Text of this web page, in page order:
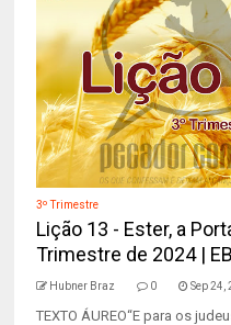
3º Trimestre
Lição 13 - Ester, a
Trimestre de 2024 |
Hubner Braz 0 Sep 24,
TEXTO ÁUREO“E para os